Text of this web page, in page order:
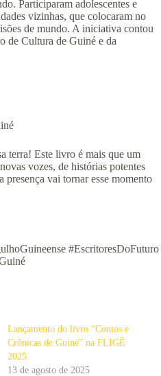
Participaram adolescentes e
vizinhas, que colocaram no
de mundo. A iniciativa contou
de Cultura de Guiné e da
terra! Este livro é mais que um
vozes, de histórias potentes
presença vai tornar esse momento
#EscritoresDoFuturo
Lançamento do livro “Contos e
Crônicas de Guiné” na FLIGÊ
2025
13 de agosto de 2025